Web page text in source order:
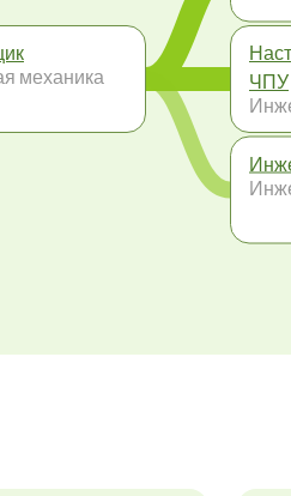
механика
ЧПУ